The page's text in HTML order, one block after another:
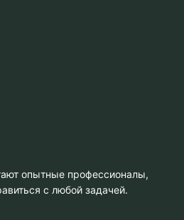
опытные профессионалы,
с любой задачей.